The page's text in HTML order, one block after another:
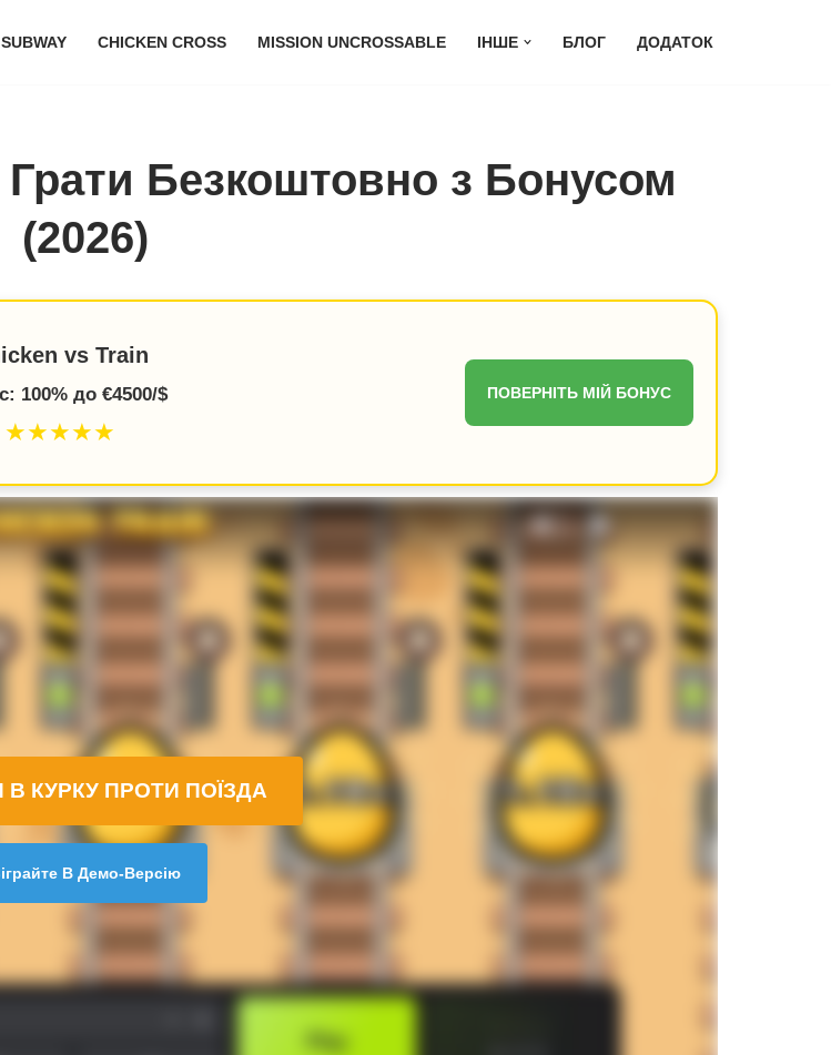
CHICKEN CROSS MISSION UNCROSSABLE ІНШЕ БЛОГ ДОДАТОК
Безкоштовно з Бонусом
(2026)
vs Train
100% до €4500/$
★★★★★
ПОВЕРНІТЬ МІЙ БОНУС
В КУРКУ ПРОТИ ПОЇЗДА
В Демо-Версію